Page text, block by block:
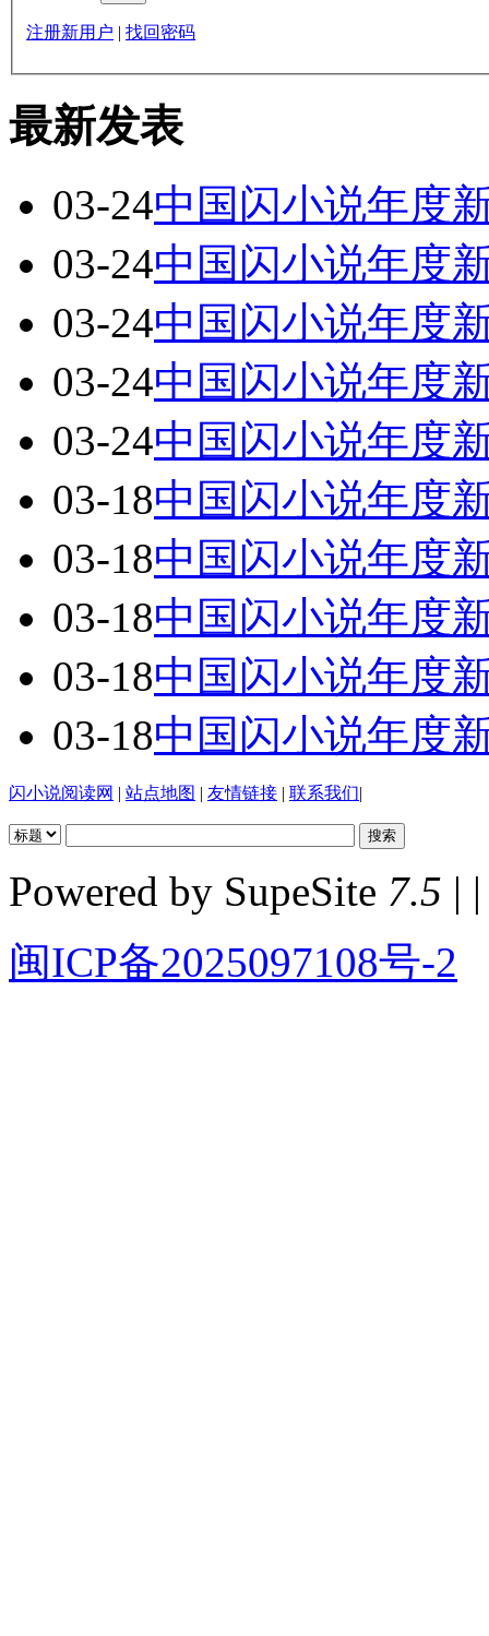
注册新用户 | 找回密码
最新发表
03-24中国闪小说年度
03-24中国闪小说年度
03-24中国闪小说年度
03-24中国闪小说年度
03-24中国闪小说年度
03-18中国闪小说年度
03-18中国闪小说年度
03-18中国闪小说年度
03-18中国闪小说年度
03-18中国闪小说年度
闪小说阅读网 | 站点地图 | 友情链接 | 联系我们|
Powered by SupeSite 7.5 | |
闽ICP备2025097108号-2